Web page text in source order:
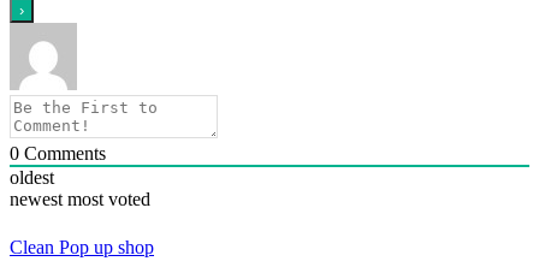
0 Comments
oldest
newest most voted
Clean Pop up shop